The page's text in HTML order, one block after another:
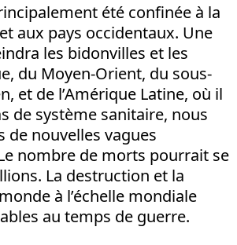
été confinée à la
aux pays occidentaux. Une
les bidonvilles et les
du Moyen-Orient, du sous-
et de l’Amérique Latine, où il
de système sanitaire, nous
de nouvelles vagues
nombre de morts pourrait se
La destruction et la
à l’échelle mondiale
au temps de guerre.